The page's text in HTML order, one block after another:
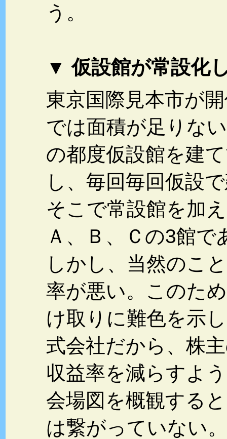
う。
▼ 仮設館が常設化
東京国際見本市が
では面積が足りな
の都度仮設館を建
し、毎回毎回仮設
そこで常設館を加
Ａ、Ｂ、Ｃの3館で
しかし、当然のこ
率が悪い。このた
け取りに難色を示
式会社だから、株
収益率を減らすよ
会場図を概観する
は繋がっていない